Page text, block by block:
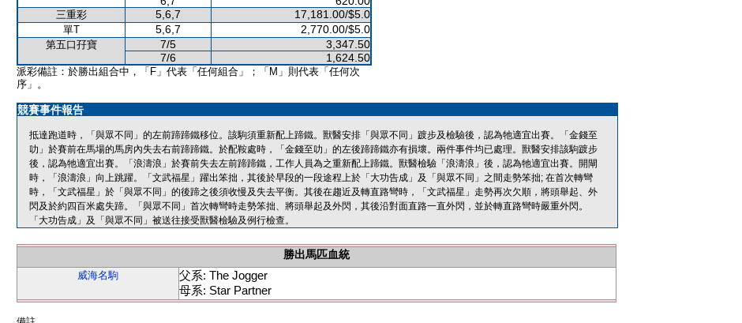
三重彩 5,6,7 17,181.00/$5.0
單T 5,6,7 2,770.00/$5.0
第五口孖寶 7/5
3,347.50
7/6
1,624.50
派彩備註：於勝出組合中，「F」代表「任何組合」；「M」則代表「任何次
序」。
競賽事件報告
抵達跑道時，「與眾不同」的左前蹄蹄鐵移位。該駒須重新配上蹄鐵。獸醫安排「與眾不同」踱步及檢驗後，認為牠適宜出賽。「金錢至
叻」於賽前在馬場的馬房內失去右前蹄蹄鐵。於配鞍處時，「金錢至叻」的左後蹄蹄鐵亦有損壞。兩件事件均已處理。獸醫安排該駒踱步
後，認為牠適宜出賽。「浪濤浪」於賽前失去左前蹄蹄鐵，工作人員為之重新配上蹄鐵。獸醫檢驗「浪濤浪」後，認為牠適宜出賽。開閘
時，「浪濤浪」向上跳躍。「文武福星」躍出笨拙，其後於早段的一段途程上於「大功告成」及「與眾不同」之間走勢笨拙; 在首次轉彎
時，「文武福星」於「與眾不同」的後蹄之後須收慢及失去平衡。其後在趨近及轉直路彎時，「文武福星」走勢再次欠順，將頭舉起、外
閃及於約四百米處失蹄。「與眾不同」首次轉彎時走勢笨拙、將頭舉起及外閃，其後沿對面直路一直外閃，並於轉直路彎時嚴重外閃。
「大功告成」及「與眾不同」被送往接受獸醫檢驗及例行檢查。
勝出馬匹血統
威海名駒
父系: The Jogger
母系: Star Partner